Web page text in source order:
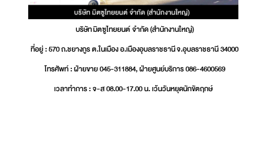
บริษัท มิตซูไทยยนต์ จำกัด (สำนักงานใหญ่)
ที่อยู่ : 570 ถ.ชยางกูร ต.ในเมือง อ.เมืองอุบลราชธานี จ.อุบลราชธานี 34000
โทรศัพท์ : ฝ่ายขาย 045-311884, ฝ่ายศูนย์บริการ 086-4600569
เวลาทำการ : จ-ส 08.00-17.00 น. เว้นวันหยุดนักขัตฤกษ์